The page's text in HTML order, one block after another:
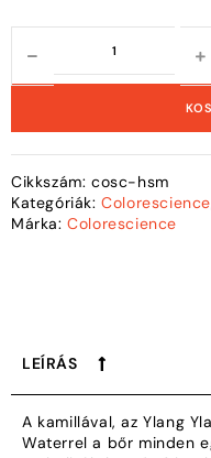
Cikkszám: cosc-hsm
Kategóriák:Colorescience
Márka:Colorescience
LEÍRÁS
A kamillával, az Ylang
Waterrel a bőr minden